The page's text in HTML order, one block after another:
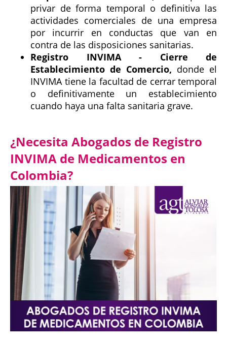
privar de forma temporal o definitiva las
actividades comerciales de una empresa
por incurrir en conductas que van en
contra de las disposiciones sanitarias.
Registro INVIMA - Cierre de
Establecimiento de Comercio, donde el
INVIMA tiene la facultad de cerrar temporal
o definitivamente un establecimiento
cuando haya una falta sanitaria grave.
¿Necesita Abogados de Registro
INVIMA de Medicamentos en
Colombia?